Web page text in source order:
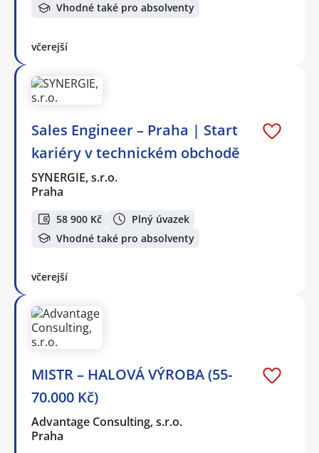
Vhodné také pro absolventy
včerejší
Sales Engineer – Praha | Start
kariéry v technickém obchodě
SYNERGIE, s.r.o.
Praha
58 900 Kč
Plný úvazek
Vhodné také pro absolventy
včerejší
MISTR – HALOVÁ VÝROBA (55-
70.000 Kč)
Advantage Consulting, s.r.o.
Praha